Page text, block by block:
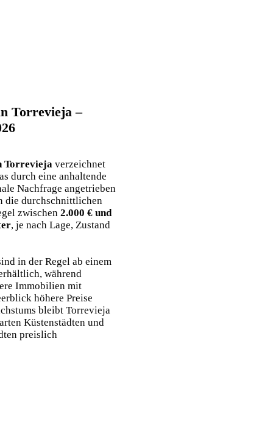
Torrevieja –
Torrevieja verzeichnet
durch eine anhaltende
Nachfrage angetrieben
die durchschnittlichen
zwischen 2.000 € und
, je nach Lage, Zustand
in der Regel ab einem
während
Immobilien mit
höhere Preise
bleibt Torrevieja
Küstenstädten und
preislich